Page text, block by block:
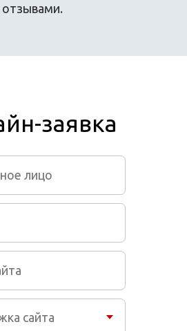
отзывами.
заявка